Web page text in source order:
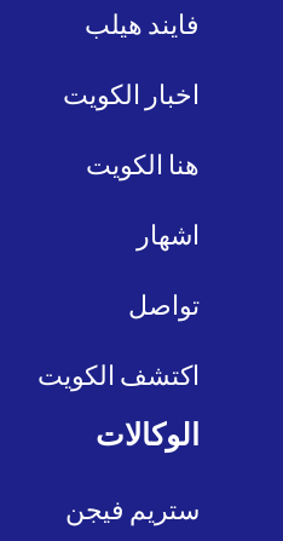
فايند هيلب
اخبار الكويت
هنا الكويت
اشهار
تواصل
اكتشف الكويت
الوكالات
ستريم فيجن